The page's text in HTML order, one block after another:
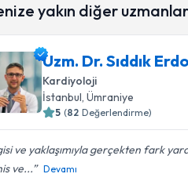
yakın diğer uzmanlar
Uzm. Dr. Sıddık
Kardiyoloji
İstanbul, Ümraniye
5 (82 Değerlendirme)
ve yaklaşımıyla gerçekten fark
ve...
Devamı